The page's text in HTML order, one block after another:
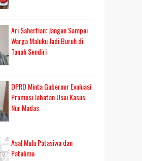
Ari Sahertian: Jangan Sampai
Warga Maluku Jadi Buruh di
Tanah Sendiri
DPRD Minta Gubernur Evaluasi
Promosi Jabatan Usai Kasus
Nur Madas
Asal Mula Patasiwa dan
Patalima